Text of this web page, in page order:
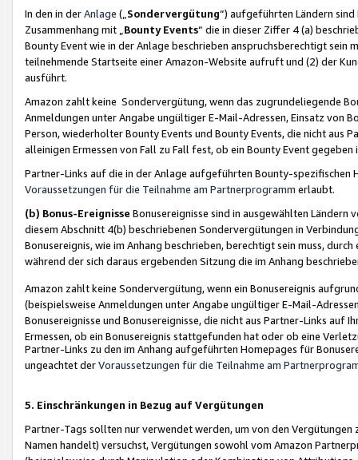
In den in derAnlage („ Sondervergütung“) aufgeführten Ländern
Zusammenhang mit „ Bounty Events“ die in dieser Ziffer 4 (a)
Bounty Event wie in der Anlage beschrieben anspruchsberechtigt sein
teilnehmende Startseite einer Amazon-Website aufruft und (2) der
ausführt.
Amazon zahlt keine Sondervergütung, wenn das zugrundeliegende
Anmeldungen unter Angabe ungültiger E-Mail-Adressen, Einsatz von
Person, wiederholter Bounty Events und Bounty Events, die nicht
alleinigen Ermessen von Fall zu Fall fest, ob ein Bounty Event
Partner-Links auf die in der Anlage aufgeführten Bounty-spezifischen
Voraussetzungen für die Teilnahme am Partnerprogramm erlaubt.
(b) Bonus-Ereignisse Bonusereignisse sind in ausgewählten Ländern
diesem Abschnitt 4(b) beschriebenen Sondervergütungen in
Bonusereignis, wie im Anhang beschrieben, berechtigt sein muss,
während der sich daraus ergebenden Sitzung die im Anhang
Amazon zahlt keine Sondervergütung, wenn ein Bonusereignis
(beispielsweise Anmeldungen unter Angabe ungültiger E-Mail-
Bonusereignisse und Bonusereignisse, die nicht aus Partner-Links auf
Ermessen, ob ein Bonusereignis stattgefunden hat oder ob eine
Partner-Links zu den im Anhang aufgeführten Homepages für
ungeachtet derVoraussetzungen für die Teilnahme am
5. Einschränkungen in Bezug auf Vergütungen
Partner-Tags sollten nur verwendet werden, um von den
Namen handelt) versuchst, Vergütungen sowohl vom Amazon